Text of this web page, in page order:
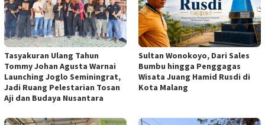
Tasyakuran Ulang Tahun
Tommy Johan Agusta Warnai
Launching Joglo Seminingrat,
Jadi Ruang Pelestarian Tosan
Aji dan Budaya Nusantara
Sultan Wonokoyo, Dari Sales
Bumbu hingga Penggagas
Wisata Juang Hamid Rusdi di
Kota Malang